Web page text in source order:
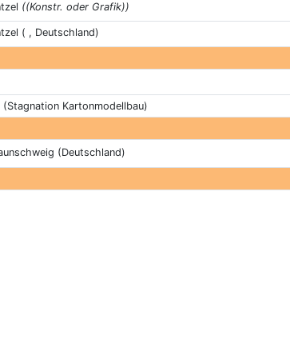
((Konstr. oder Grafik))
( , Deutschland)
Kartonmodellbau)
(Deutschland)